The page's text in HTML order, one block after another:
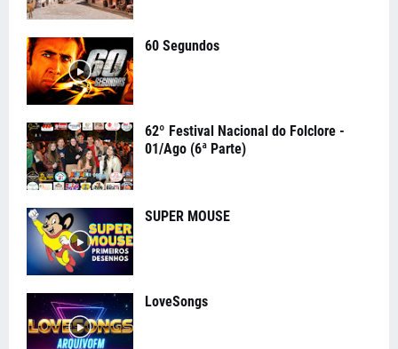
60 Segundos
62º Festival Nacional do Folclore -
01/Ago (6ª Parte)
SUPER MOUSE
LoveSongs